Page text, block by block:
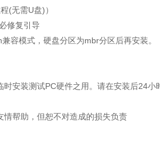
(无需U盘)）
修复引导
容模式，硬盘分区为mbr分区后再安装。
安装测试PC硬件之用。请在安装后24
帮助，但恕不对造成的损失负责